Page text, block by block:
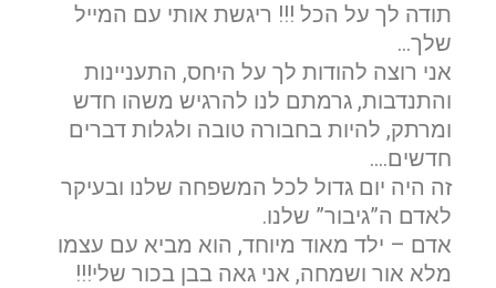
תודה לך על הכל !!! ריגשת אותי עם המייל
שלך…
אני רוצה להודות לך על היחס, התעניינות
והתנדבות, גרמתם לנו להרגיש משהו חדש
ומרתק, להיות בחבורה טובה ולגלות דברים
חדשים….
זה היה יום גדול לכל המשפחה שלנו ובעיקר
לאדם ה”גיבור” שלנו.
אדם – ילד מאוד מיוחד, הוא מביא עם עצמו
מלא אור ושמחה, אני גאה בבן בכור שלי!!!